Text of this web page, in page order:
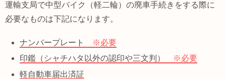
運輸支局で中型バイク（軽二輪）の廃車手続きをする際に
必要なものは下記になります。
ナンバープレート
※必要
印鑑（シャチハタ以外の認印や三文判）
※必要
軽自動車届出済証